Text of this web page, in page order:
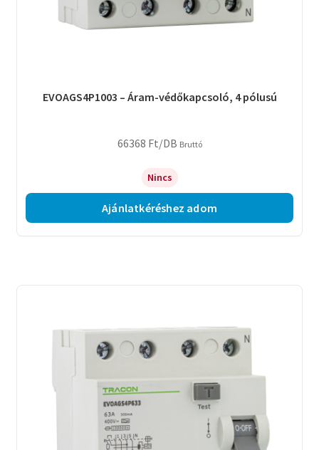
EVOAGS4P1003 – Áram-védőkapcsoló, 4 pólusú
66368 Ft/DB Bruttó
Nincs
Ajánlatkéréshez adom